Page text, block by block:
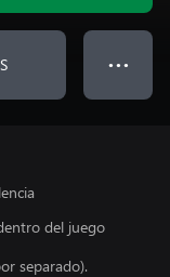
● ● ●
del juego
separado).